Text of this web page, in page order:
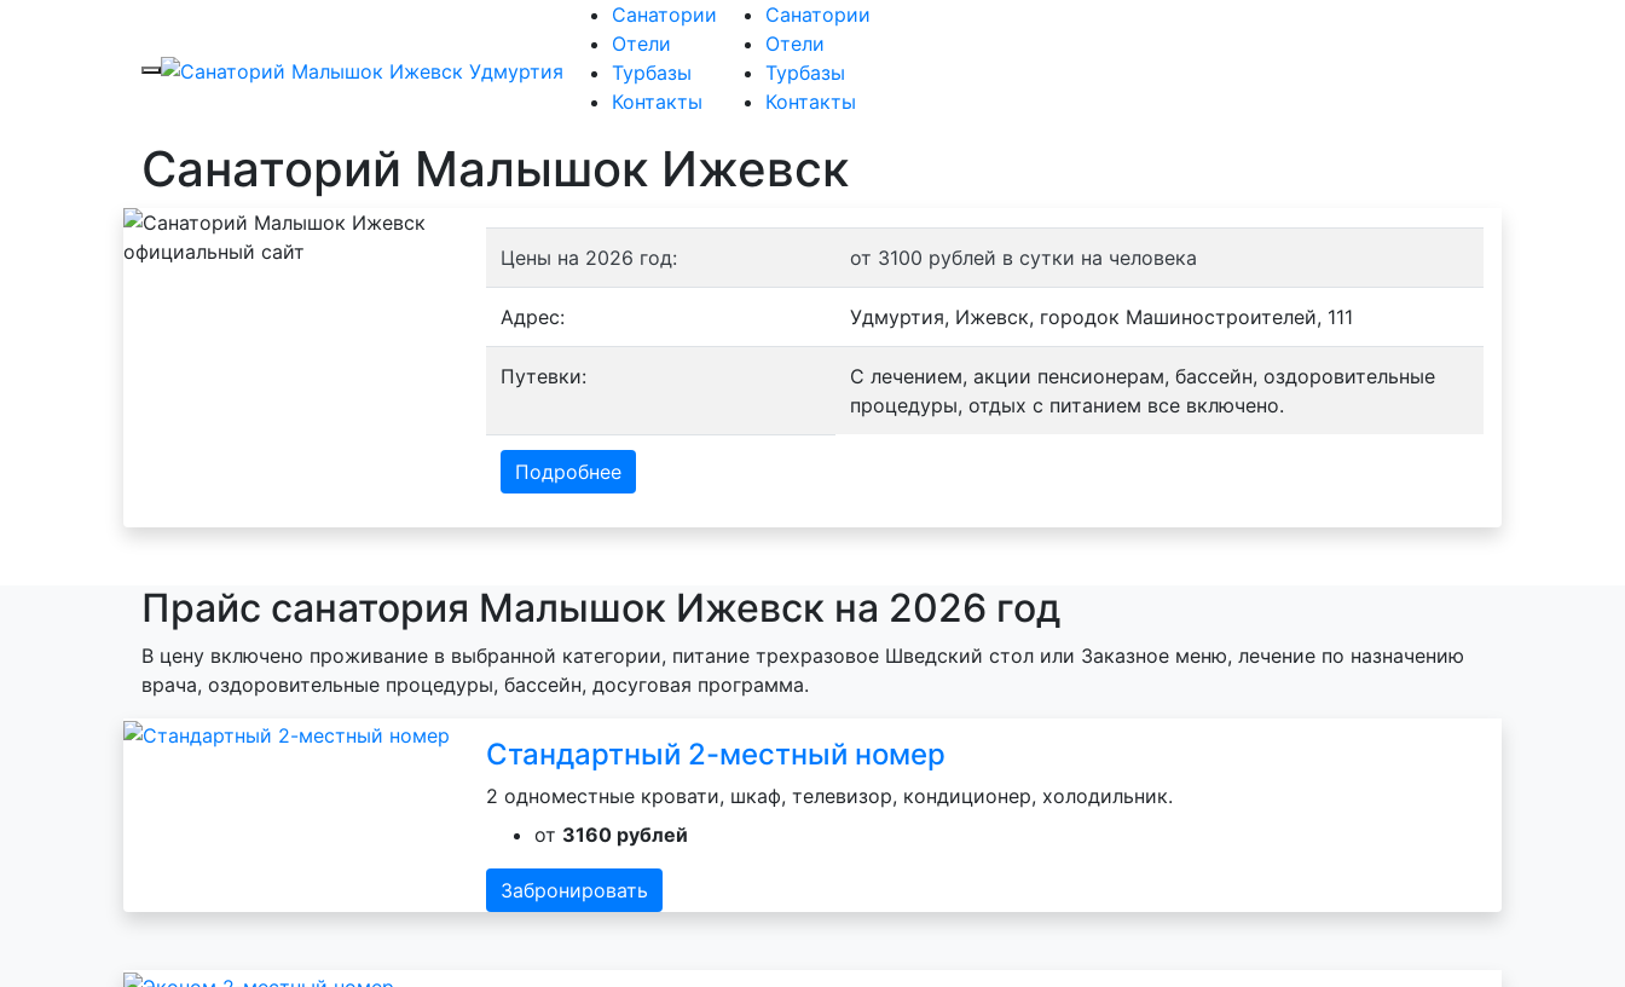
Санатории
Отели
Турбазы
Контакты
Санатории
Отели
Турбазы
Контакты
Санаторий Малышок Ижевск
Цены на 2026 год: от 3100 рублей в сутки на человека
Адрес: Удмуртия, Ижевск, городок Машиностроителей, 111
Путевки:
С лечением, акции пенсионерам, бассейн, оздоровительные
процедуры, отдых с питанием все включено.
Подробнее
Прайс санатория Малышок Ижевск на 2026 год
В цену включено проживание в выбранной категории, питание трехразовое Шведский стол или Заказное меню, лечение по назначению
врача, оздоровительные процедуры, бассейн, досуговая программа.
Стандартный 2-местный номер
2 одноместные кровати, шкаф, телевизор, кондиционер, холодильник.
от 3160 рублей
Забронировать